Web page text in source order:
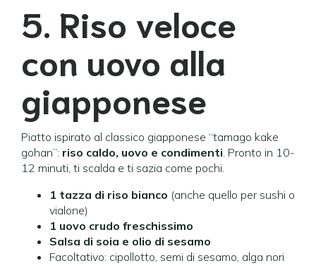
5. Riso veloce
con uovo alla
giapponese
Piatto ispirato al classico giapponese “tamago kake
gohan”: riso caldo, uovo e condimenti. Pronto in 10-
12 minuti, ti scalda e ti sazia come pochi.
1 tazza di riso bianco (anche quello per sushi o
vialone)
1 uovo crudo freschissimo
Salsa di soia e olio di sesamo
Facoltativo: cipollotto, semi di sesamo, alga nori